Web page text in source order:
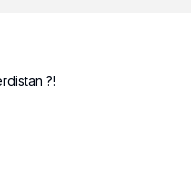
?!